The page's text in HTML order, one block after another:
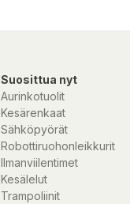
Suosittua nyt
Aurinkotuolit
Kesärenkaat
Sähköpyörät
Robottiruohonleikkurit
Ilmanviilentimet
Kesälelut
Trampoliinit